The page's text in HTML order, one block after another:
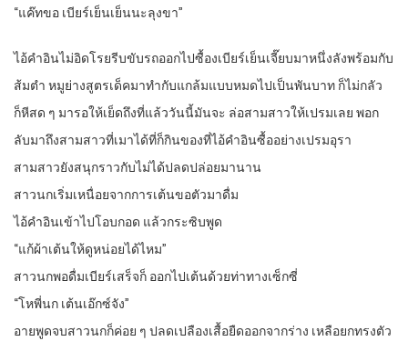
“แค๊ทขอ เบียร์เย็นเย็นนะลุงขา”
ไอ้คำอินไม่อิดโรยรีบขับรถออกไปซื้องเบียร์เย็นเจี๊ยบมาหนึ่งลังพร้อมกับ
ส้มตำ หมูย่างสูตรเด็คมาทำกับแกล้มแบบหมดไปเป็นพันบาท ก็ไม่กลัว
ก็หีสด ๆ มารอให้เย็ดถึงที่แล้ววันนี้มันจะ ล่อสามสาวให้เปรมเลย พอก
ลับมาถึงสามสาวที่เมาได้ที่ก็กินของที่ไอ้คำอินซื้ออย่างเปรมอุรา
สามสาวยังสนุกราวกับไม่ได้ปลดปล่อยมานาน
สาวนกเริ่มเหนื่อยจากการเต้นขอตัวมาดื่ม
ไอ้คำอินเข้าไปโอบกอด แล้วกระซิบพูด
“แก้ผ้าเต้นให้ดูหน่อยได้ไหม”
สาวนกพอดื่มเบียร์เสร็จก็ ออกไปเต้นด้วยท่าทางเซ็กซี่
“โหพี่นก เต้นเอ๊กซ์จัง”
อายพูดจบสาวนกก็ค่อย ๆ ปลดเปลืองเสื้อยืดออกจากร่าง เหลือยกทรงตัว